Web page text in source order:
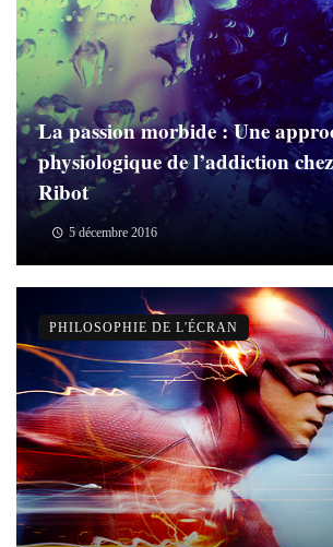
La passion morbide : Une
physiologique de l’addiction
Ribot
5 décembre 2016
PHILOSOPHIE DE L'ÉCRAN